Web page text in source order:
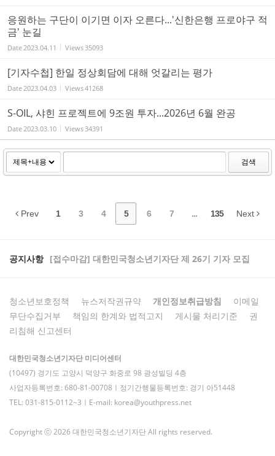
응원하는 구단이 이기면 이자 오른다...'신한은행 프로야구 적
금' 눈길
Date 2023.04.11 Views 35093
[기자수첩] 한일 정상회담에 대해 엇갈리는 평가
Date 2023.04.03 Views41268
S-OIL, 샤힌 프로젝트에 9조원 투자...2026년 6월 완공
Date 2023.03.10 Views 34391
검색
Prev 1 3 4 5 6 7 ... 135 Next
공지사항 [접수마감] 대한민국청소년기자단 제 26기 기자 모집
청소년보호정책 뉴스저작권규약 개인정보취급방침
이메일
무단수집거부
책임의 한계와 법적고지 게시물 처리기준
권
리침해 신고센터
대한민국청소년기자단 미디어센터
(10497) 경기도 고양시 덕양구 화중로 98 광성빌딩 4층
사업자등록번호: 680-81-00708ㅣ정기간행물등록번호: 경기 아51448
TEL: 031-815-0112~3ㅣE-mail: korea@youthpress.net
Copyright ⓒ 2026 대한민국청소년기자단 All rights reserved.